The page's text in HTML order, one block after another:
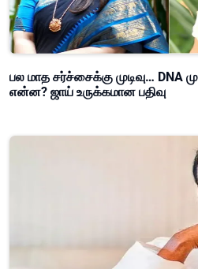
பல மாத சர்ச்சைக்கு முடிவு…
என்ன? ஜாய் உருக்கமான பதிவு